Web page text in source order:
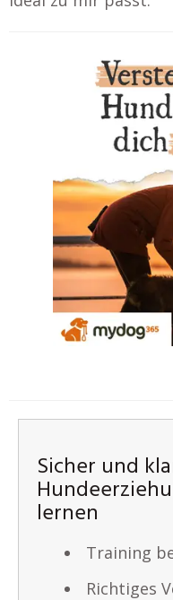
Sicher und
lernen
Training
Richtiges